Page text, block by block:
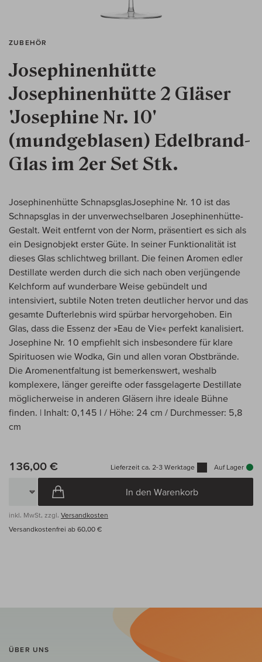
ZUBEHÖR
Josephinenhütte
Josephinenhütte 2 Gläser
'Josephine Nr. 10'
(mundgeblasen) Edelbrand-
Glas im 2er Set Stk.
Josephinenhütte SchnapsglasJosephine Nr. 10 ist das
Schnapsglas in der unverwechselbaren Josephinenhütte-
Gestalt. Weit entfernt von der Norm, präsentiert es sich als
ein Designobjekt erster Güte. In seiner Funktionalität ist
dieses Glas schlichtweg brillant. Die feinen Aromen edler
Destillate werden durch die sich nach oben verjüngende
Kelchform auf wunderbare Weise gebündelt und
intensiviert, subtile Noten treten deutlicher hervor und das
gesamte Dufterlebnis wird spürbar hervorgehoben. Ein
Glas, dass die Essenz der »Eau de Vie« perfekt kanalisiert.
Josephine Nr. 10 empfiehlt sich insbesondere für klare
Spirituosen wie Wodka, Gin und allen voran Obstbrände.
Die Aromenentfaltung ist bemerkenswert, weshalb
komplexere, länger gereifte oder fassgelagerte Destillate
möglicherweise in anderen Gläsern ihre ideale Bühne
finden. | Inhalt: 0,145 l / Höhe: 24 cm / Durchmesser: 5,8
cm
136,00 € Lieferzeit ca. 2-3 Werktage Auf Lager
In den Warenkorb
inkl. MwSt, zzgl. Versandkosten
Versandkostenfrei ab 60,00 €
ÜBER UNS